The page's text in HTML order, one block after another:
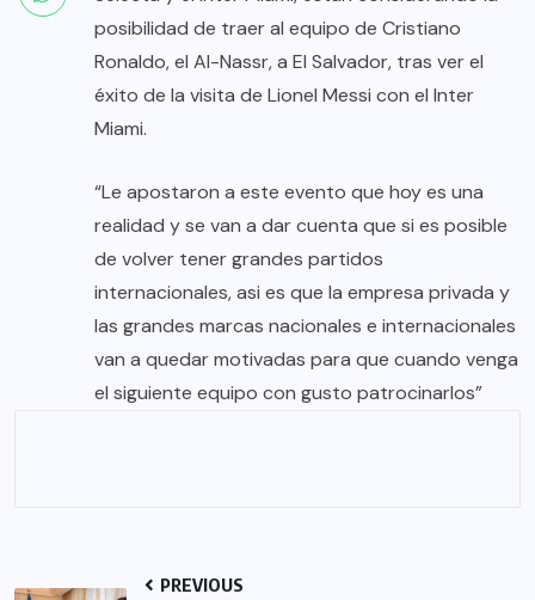
posibilidad de traer al equipo de Cristiano
Ronaldo, el Al-Nassr, a El Salvador, tras ver el
éxito de la visita de Lionel Messi con el Inter
Miami.
“Le apostaron a este evento que hoy es una
realidad y se van a dar cuenta que si es posible
de volver tener grandes partidos
internacionales, asi es que la empresa privada y
las grandes marcas nacionales e internacionales
van a quedar motivadas para que cuando venga
el siguiente equipo con gusto patrocinarlos”
PREVIOUS